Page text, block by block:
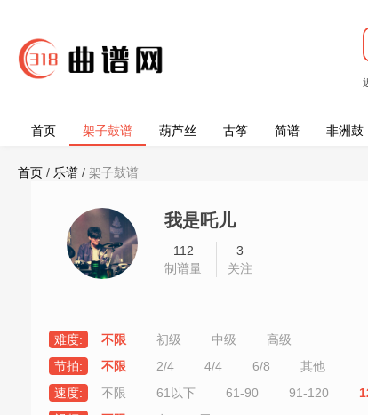
首页 架子鼓谱 葫芦丝 古筝 简谱 非洲鼓
首页 / 乐谱 / 架子鼓谱
我是吒儿
112
制谱量
3
关注
难度: 不限 初级 中级
高级
节拍:
不限 2/4 4/4 6/8
其他
速度:
不限 61以下 61-90 91-120